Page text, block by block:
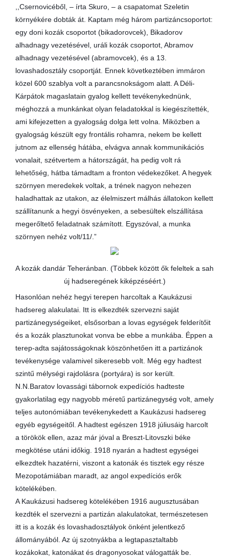
,,Csernovicéből, – írta Skuro, – a csapatomat Szeletin
környékére dobták át. Kaptam még három partizáncsoportot:
egy doni kozák csoportot (bikadorovcek), Bikadorov
alhadnagy vezetésével, uráli kozák csoportot, Abramov
alhadnagy vezetésével (abramovcek), és a 13.
lovashadosztály csoportját. Ennek következtében immáron
közel 600 szablya volt a parancsnokságom alatt. A Déli-
Kárpátok magaslatain gyalog kellett tevékenykednünk,
méghozzá a munkánkat olyan feladatokkal is kiegészítették,
ami kifejezetten a gyalogság dolga lett volna. Miközben a
gyalogság készült egy frontális rohamra, nekem be kellett
jutnom az ellenség hátába, elvágva annak kommunikációs
vonalait, szétvertem a hátországát, ha pedig volt rá
lehetőség, hátba támadtam a fronton védekezőket. A hegyek
szörnyen meredekek voltak, a trének nagyon nehezen
haladhattak az utakon, az élelmiszert málhás állatokon kellett
szállítanunk a hegyi ösvényeken, a sebesültek elszállítása
megerőltető feladatnak számított. Egyszóval, a munka
szörnyen nehéz volt/11/.”
A kozák dandár Teheránban. (Többek között ők feleltek a sah
új hadseregének kiképzéséért.)
Hasonlóan nehéz hegyi terepen harcoltak a Kaukázusi
hadsereg alakulatai. Itt is elkezdték szervezni saját
partizánegységeiket, elsősorban a lovas egységek felderítőit
és a kozák plasztunokat vonva be ebbe a munkába. Éppen a
terep-adta sajátosságoknak köszönhetően itt a partizánok
tevékenysége valamivel sikeresebb volt. Még egy hadtest
szintű mélységi rajdolásra (portyára) is sor került.
N.N.Baratov lovassági tábornok expedíciós hadteste
gyakorlatilag egy nagyobb méretű partizánegység volt, amely
teljes autonómiában tevékenykedett a Kaukázusi hadsereg
egyéb egységeitől. A hadtest egészen 1918 júliusáig harcolt
a törökök ellen, azaz már jóval a Breszt-Litovszki béke
megkötése utáni időkig. 1918 nyarán a hadtest egységei
elkezdtek hazatérni, viszont a katonák és tisztek egy része
Mezopotámiában maradt, az angol expedíciós erők
kötelékében.
A Kaukázusi hadsereg kötelékében 1916 augusztusában
kezdték el szervezni a partizán alakulatokat, természetesen
itt is a kozák és lovashadosztályok önként jelentkező
állományából. Az új szotnyákba a legtapasztaltabb
kozákokat, katonákat és dragonyosokat válogatták be.